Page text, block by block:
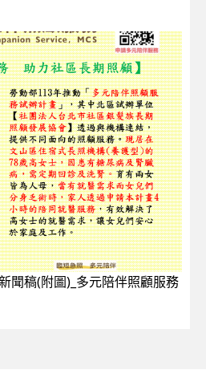
聞稿(附圖)_多元陪伴照顧服務